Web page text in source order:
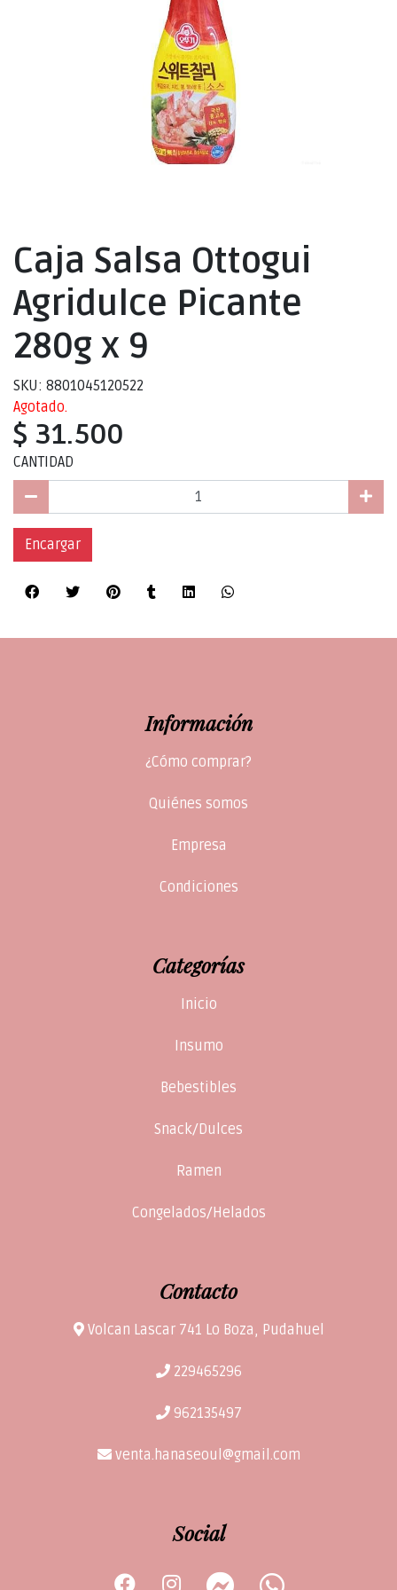
Caja Salsa Ottogui
Agridulce Picante
280g x 9
SKU: 8801045120522
Agotado.
$ 31.500
CANTIDAD
Encargar
Información
¿Cómo comprar?
Quiénes somos
Empresa
Condiciones
Categorías
Inicio
Insumo
Bebestibles
Snack/Dulces
Ramen
Congelados/Helados
Contacto
Volcan Lascar 741 Lo Boza, Pudahuel
229465296
962135497
venta.hanaseoul@gmail.com
Social